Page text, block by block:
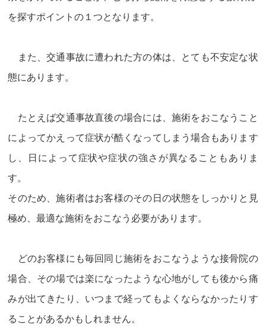
を探すポイントの１つとなります。
また、交通事故に遭われた方の体は、とても不安定な状
態にあります。
たとえば交通事故直後の場合には、施術をおこなうこと
によってかえって症状が酷くなってしまう場合もあります
し、日によって症状や症状の強さが異なることもありま
す。
そのため、施術者はお客様のその日の状態をしっかりと見
極め、最適な施術をおこなう必要があります。
どのお客様にも毎回同じ施術をおこなうような接骨院の
場合、その場では楽になったような心地がしても後から痛
みが出てきたり、いつまで経ってもよくならなかったりす
ることがあるかもしれません。